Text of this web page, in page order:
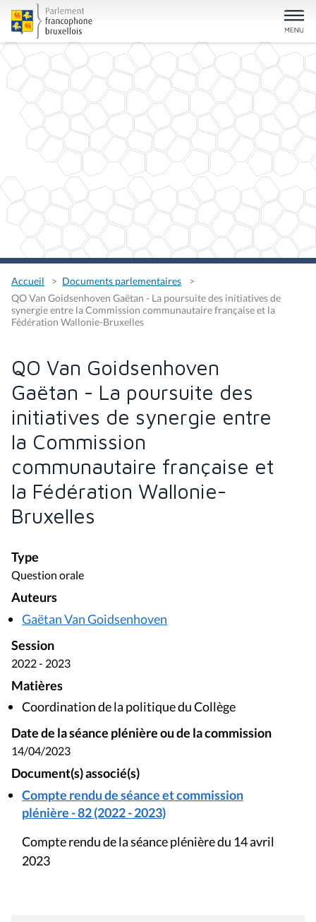
Accueil
Documents parlementaires
QO Van Goidsenhoven Gaëtan - La poursuite des initiatives de
synergie entre la Commission communautaire française et la
Fédération Wallonie-Bruxelles
QO Van Goidsenhoven
Gaëtan - La poursuite des
initiatives de synergie entre
la Commission
communautaire française et
la Fédération Wallonie-
Bruxelles
Type
Question orale
Auteurs
Gaëtan Van Goidsenhoven
Session
2022 - 2023
Matières
Coordination de la politique du Collège
Date de la séance plénière ou de la commission
14/04/2023
Document(s) associé(s)
Compte rendu de séance et commission
plénière - 82 (2022 - 2023)
Compte rendu de la séance plénière du 14 avril
2023